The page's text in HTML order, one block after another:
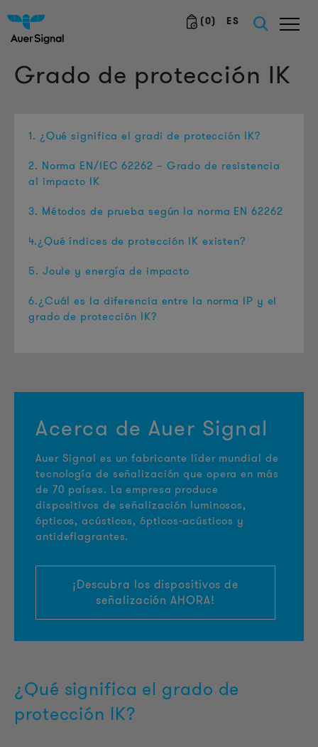
(0) ES
Grado de protección IK
1. ¿Qué significa el gradi de protección IK?
2. Norma EN/IEC 62262 – Grado de resistencia
al impacto IK
3. Métodos de prueba según la norma EN 62262
4.¿Qué índices de protección IK existen?
5. Joule y energía de impacto
6.¿Cuál es la diferencia entre la norma IP y el
grado de protección IK?
Acerca de Auer Signal
Auer Signal es un fabricante líder mundial de
tecnología de señalización que opera en más
de 70 países. La empresa produce
dispositivos de señalización luminosos,
ópticos, acústicos, ópticos-acústicos y
antideflagrantes.
¡Descubra los dispositivos de
señalización AHORA!
¿Qué significa el grado de
protección IK?